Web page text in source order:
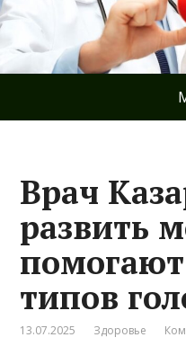
Врач
развить
типов
13.07.2025 Здоровье